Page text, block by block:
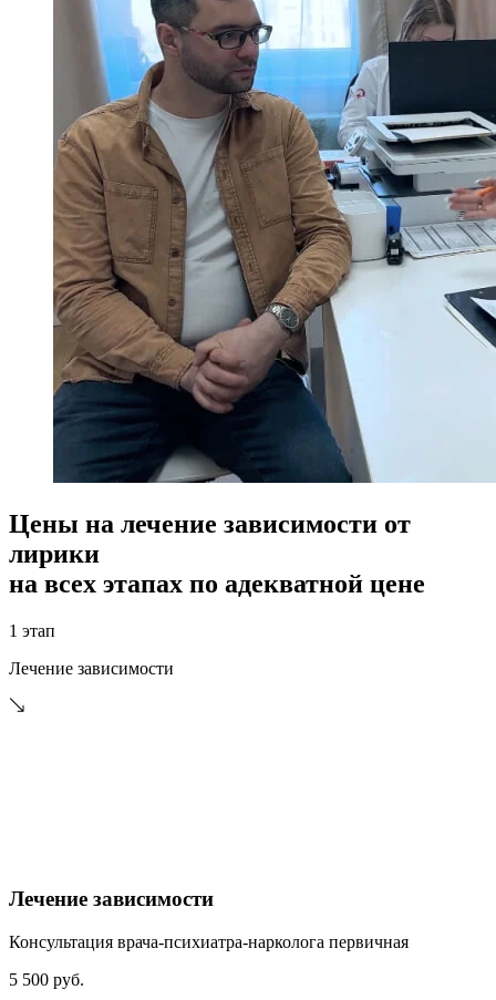
Цены на лечение зависимости от
лирики
на всех этапах по адекватной цене
1 этап
Лечение зависимости
Лечение зависимости
Консультация врача-психиатра-нарколога первичная
5 500 руб.